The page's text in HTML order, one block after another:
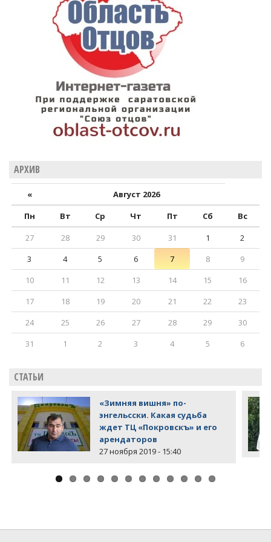
АРХИВ
«
Август 2026
Пн
Вт Ср Чт Пт Сб
Вс
27
28 29 30 31 1
2
3
4 5 6 7 8
9
10
11 12 13 14 15
16
17
18 19 20 21 22
23
24
25 26 27 28 29
30
31
1 2 3 4 5 6
СТАТЬИ
«Зимняя вишня» по-
энгельсски. Какая судьба
ждет ТЦ «Покровскъ» и его
арендаторов
27 ноября 2019 - 15:40